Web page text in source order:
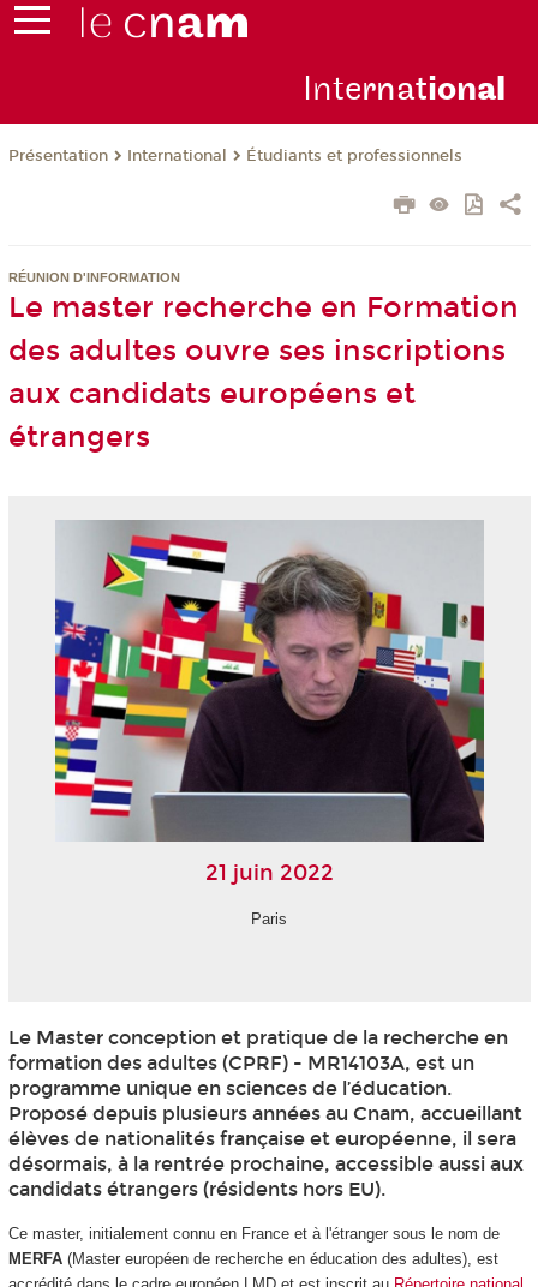
International
Présentation International Étudiants et professionnels
RÉUNION D'INFORMATION
Le master recherche en Formation
des adultes ouvre ses inscriptions
aux candidats européens et
étrangers
21 juin 2022
Paris
Le Master conception et pratique de la recherche en
formation des adultes (CPRF) - MR14103A, est un
programme unique en sciences de l’éducation.
Proposé depuis plusieurs années au Cnam, accueillant
élèves de nationalités française et européenne, il sera
désormais, à la rentrée prochaine, accessible aussi aux
candidats étrangers (résidents hors EU).
Ce master, initialement connu en France et à l'étranger sous le nom de
MERFA(Master européen de recherche en éducation des adultes), est